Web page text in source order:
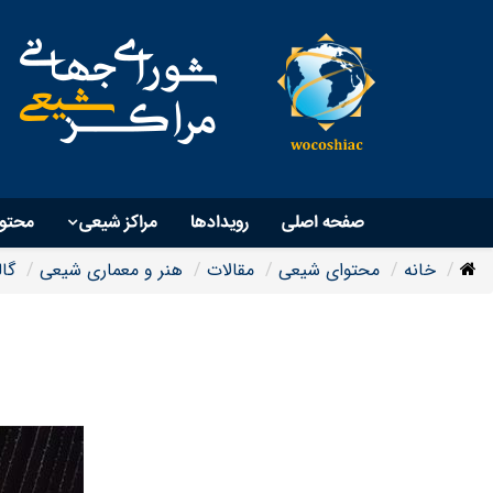
صفحه اصلی رویداد‌ها مراکز شیعی
خانه محتوای شیعی مقالات هنر و معماری شیعی